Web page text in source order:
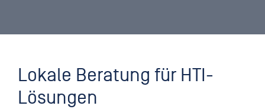
Lokale Beratung für HTI-
Lösungen